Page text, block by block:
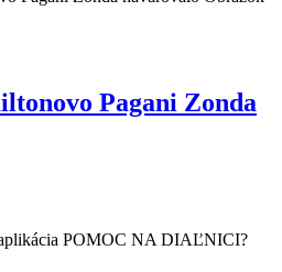
Pagani Zonda